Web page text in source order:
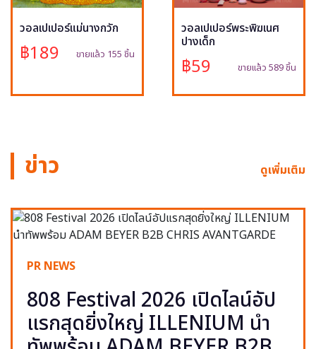
วอลเปเปอร์แม่นางกวัก
฿189 ขายแล้ว 155 ชิ้น
วอลเปเปอร์พระพิฆเนศ
ปางเด็ก
฿59 ขายแล้ว 589 ชิ้น
ข่าว ดูเพิ่มเติม
PR NEWS
808 Festival 2026 เปิดไลน์อัป
แรกสุดยิ่งใหญ่ ILLENIUM นำ